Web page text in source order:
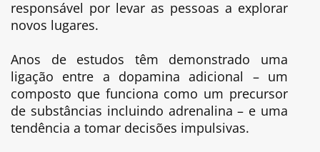
responsável por levar as pessoas a explorar
novos lugares.
Anos de estudos têm demonstrado uma
ligação entre a dopamina adicional – um
composto que funciona como um precursor
de substâncias incluindo adrenalina – e uma
tendência a tomar decisões impulsivas.